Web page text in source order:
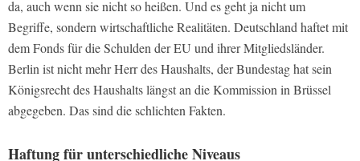
da, auch wenn sie nicht so heißen. Und es geht ja nicht um
Begriffe, sondern wirtschaftliche Realitäten. Deutschland haftet mit
dem Fonds für die Schulden der EU und ihrer Mitgliedsländer.
Berlin ist nicht mehr Herr des Haushalts, der Bundestag hat sein
Königsrecht des Haushalts längst an die Kommission in Brüssel
abgegeben. Das sind die schlichten Fakten.
Haftung für unterschiedliche Niveaus